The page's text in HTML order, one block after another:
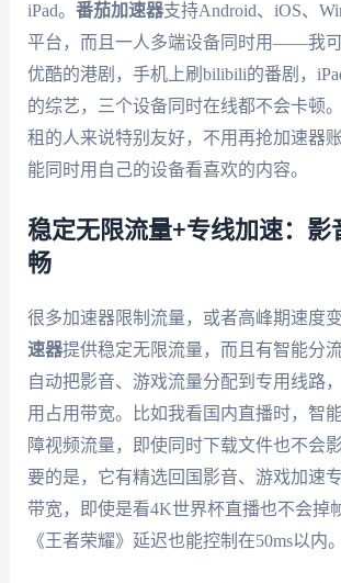
iPad。 番茄加速器支持Android、iOS、
平台，而且一人多端设备同时用——我
优酷的港剧，手机上刷bilibili的番剧，
的综艺，三个设备同时在线都不会卡顿
租的人来说特别友好，不用再抢加速器
能同时用自己的设备看喜欢的内容。
稳定无限流量+专线加速：影
畅
很多加速器限制流量，或者高峰期速度
速器提供稳定无限流量，而且有智能
自动把影音、游戏流量分配到专用线路
用占用带宽。比如我看国内直播时，智
障视频流量，即使同时下载文件也不会
要的是，它有精选回国影音、游戏加速
带宽，即使是看4K世界杯直播也不会掉
《王者荣耀》延迟也能控制在50ms以内。